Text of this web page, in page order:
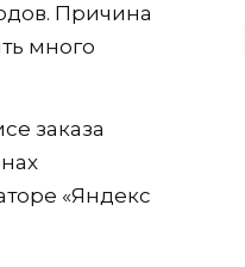
Причина
много
заказа
«Яндекс